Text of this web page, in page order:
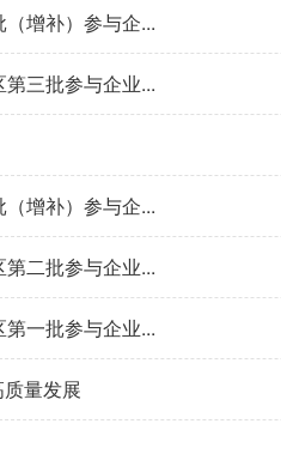
增补）参与企...
三批参与企业...
增补）参与企...
二批参与企业...
一批参与企业...
量发展